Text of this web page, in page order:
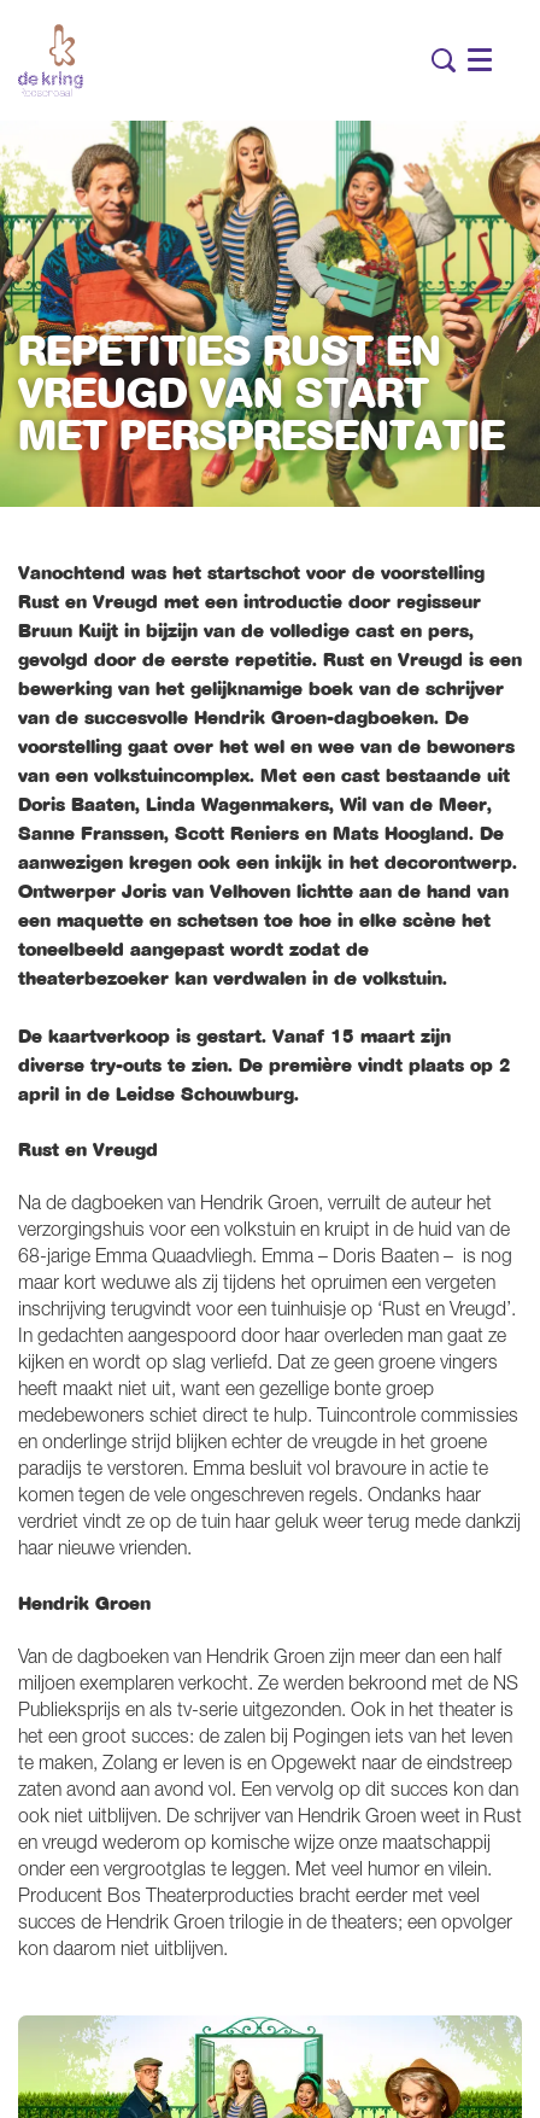
Menu
REPETITIES RUST EN
VREUGD VAN START
MET PERSPRESENTATIE
Vanochtend was het startschot voor de voorstelling
Rust en Vreugd met een introductie door regisseur
Bruun Kuijt in bijzijn van de volledige cast en pers,
gevolgd door de eerste repetitie. Rust en Vreugd is een
bewerking van het gelijknamige boek van de schrijver
van de succesvolle Hendrik Groen-dagboeken. De
voorstelling gaat over het wel en wee van de bewoners
van een volkstuincomplex. Met een cast bestaande uit
Doris Baaten, Linda Wagenmakers, Wil van de Meer,
Sanne Franssen, Scott Reniers en Mats Hoogland. De
aanwezigen kregen ook een inkijk in het decorontwerp.
Ontwerper Joris van Velhoven lichtte aan de hand van
een maquette en schetsen toe hoe in elke scène het
toneelbeeld aangepast wordt zodat de
theaterbezoeker kan verdwalen in de volkstuin.
De kaartverkoop is gestart. Vanaf 15 maart zijn
diverse try-outs te zien. De première vindt plaats op 2
april in de Leidse Schouwburg.
Rust en Vreugd
Na de dagboeken van Hendrik Groen, verruilt de auteur het
verzorgingshuis voor een volkstuin en kruipt in de huid van de
68-jarige Emma Quaadvliegh. Emma – Doris Baaten – is nog
maar kort weduwe als zij tijdens het opruimen een vergeten
inschrijving terugvindt voor een tuinhuisje op ‘Rust en Vreugd’.
In gedachten aangespoord door haar overleden man gaat ze
kijken en wordt op slag verliefd. Dat ze geen groene vingers
heeft maakt niet uit, want een gezellige bonte groep
medebewoners schiet direct te hulp. Tuincontrole commissies
en onderlinge strijd blijken echter de vreugde in het groene
paradijs te verstoren. Emma besluit vol bravoure in actie te
komen tegen de vele ongeschreven regels. Ondanks haar
verdriet vindt ze op de tuin haar geluk weer terug mede dankzij
haar nieuwe vrienden.
Hendrik Groen
Van de dagboeken van Hendrik Groen zijn meer dan een half
miljoen exemplaren verkocht. Ze werden bekroond met de NS
Publieksprijs en als tv-serie uitgezonden. Ook in het theater is
het een groot succes: de zalen bij Pogingen iets van het leven
te maken, Zolang er leven is en Opgewekt naar de eindstreep
zaten avond aan avond vol. Een vervolg op dit succes kon dan
ook niet uitblijven. De schrijver van Hendrik Groen weet in Rust
en vreugd wederom op komische wijze onze maatschappij
onder een vergrootglas te leggen. Met veel humor en vilein.
Producent Bos Theaterproducties bracht eerder met veel
succes de Hendrik Groen trilogie in de theaters; een opvolger
kon daarom niet uitblijven.